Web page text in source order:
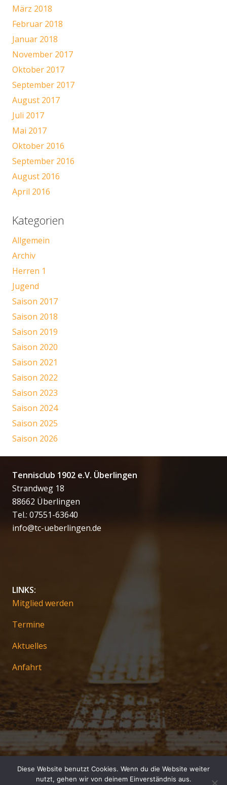
März 2018
Februar 2018
Januar 2018
November 2017
Oktober 2017
September 2017
August 2017
Juli 2017
Mai 2017
Oktober 2016
September 2016
August 2016
April 2016
Kategorien
Allgemein
Archiv
Herren 1
Jugend
Saison 2017
Saison 2018
Saison 2019
Saison 2020
Saison 2021
Saison 2022
Saison 2023
Saison 2024
Saison 2025
Saison 2026
Tennisclub 1902 e.V. Überlingen
Strandweg 18
88662 Überlingen
Tel.: 07551-63640
info@tc-ueberlingen.de
LINKS:
Mitglied werden
Termine
Aktuelles
Anfahrt
Impressum
Diese Website benutzt Cookies. Wenn du die Website weiter
nutzt, gehen wir von deinem Einverständnis aus.